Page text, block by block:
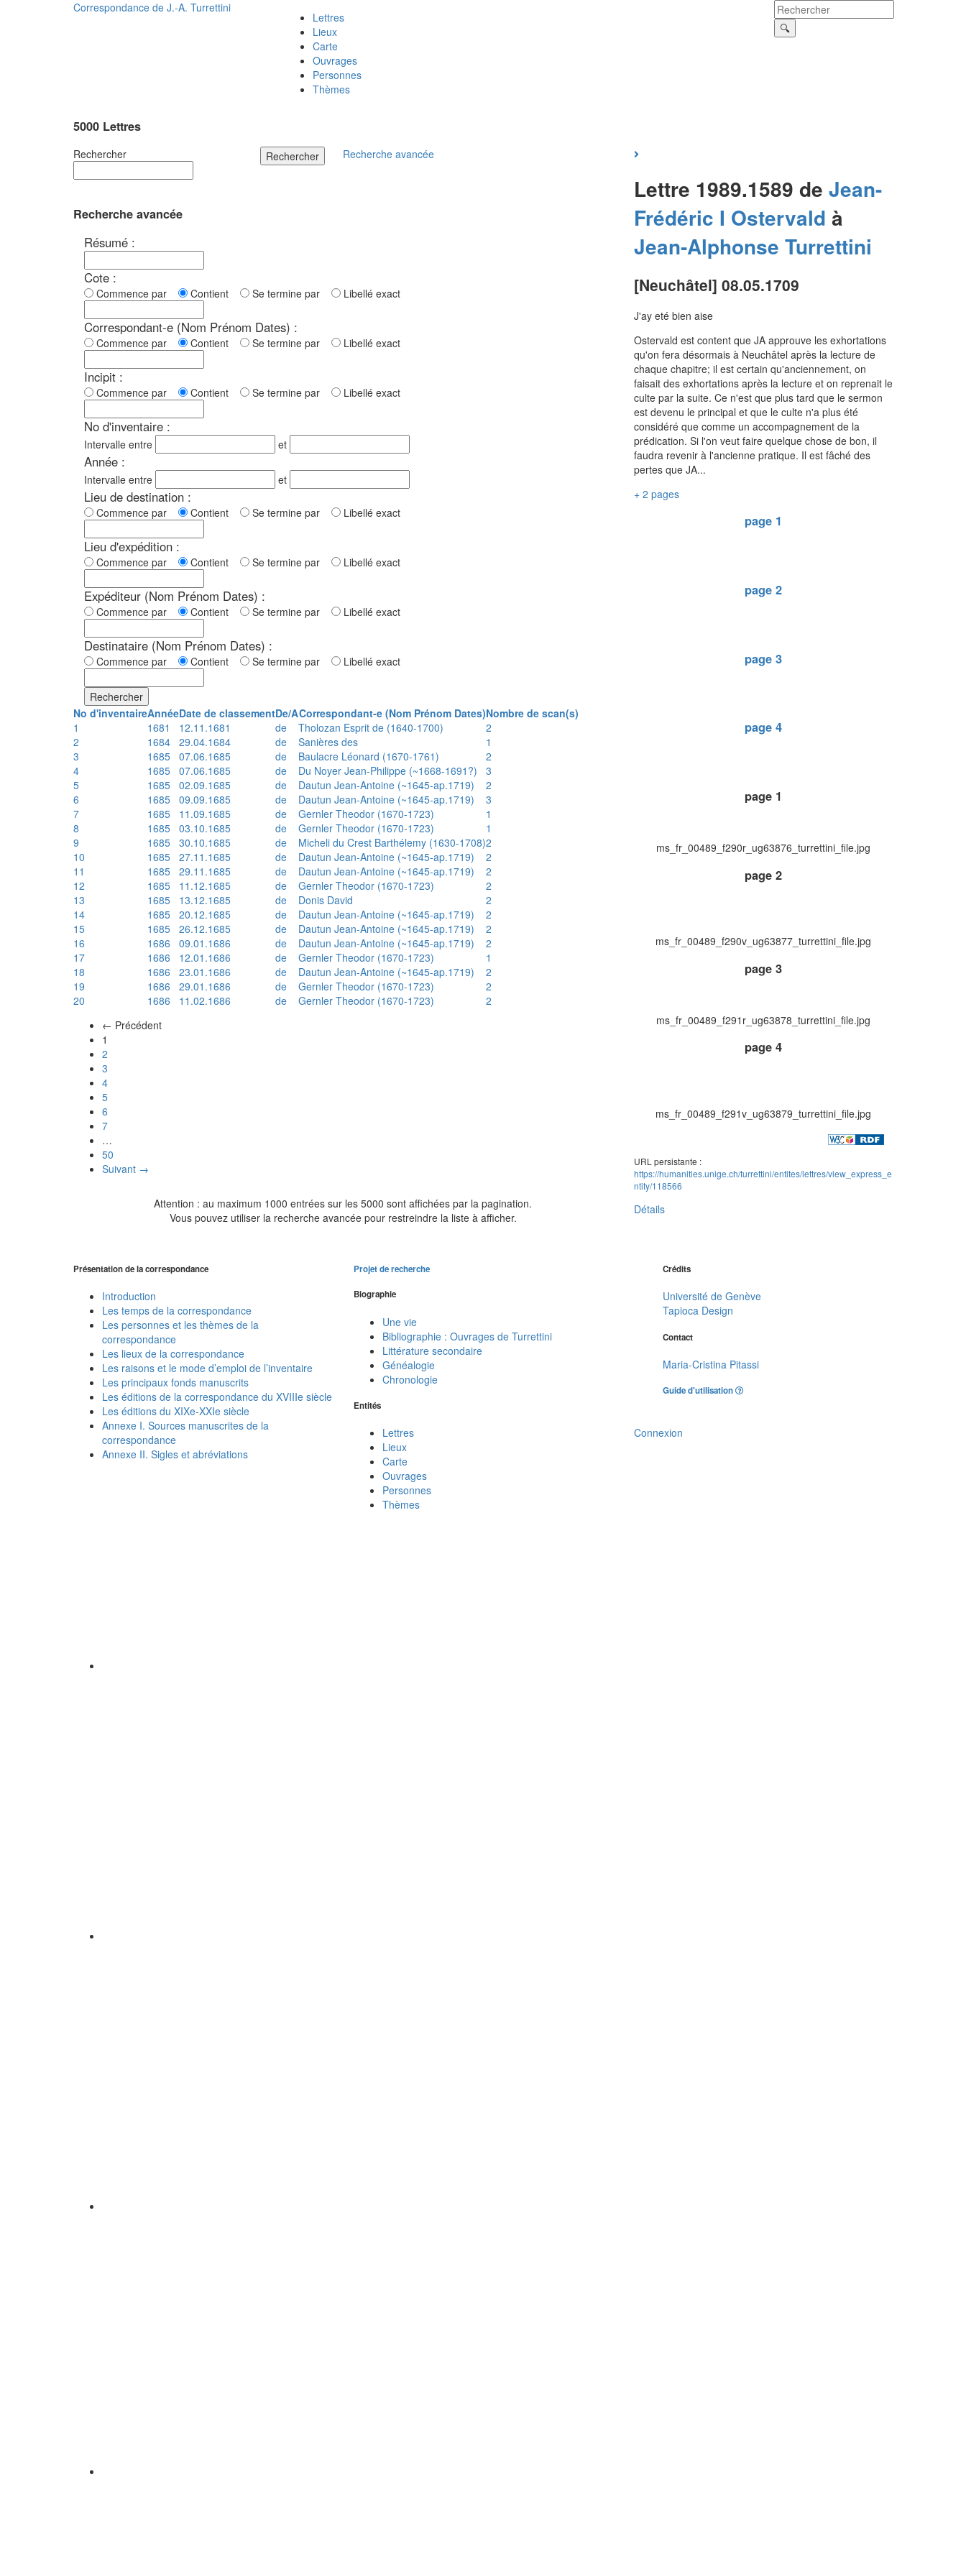
Correspondance de J.-A. Turrettini
Lettres
Lieux
Carte
Ouvrages
Personnes
Thèmes
5000 Lettres
Rechercher Rechercher Recherche avancée
Recherche avancée
Résumé :
Cote :
Commence par Contient Se termine par Libellé exact
Correspondant-e (Nom Prénom Dates) :
Commence par Contient Se termine par Libellé exact
Incipit :
Commence par Contient Se termine par Libellé exact
No d'inventaire :
Intervalle entre et
Année :
Intervalle entre et
Lieu de destination :
Commence par Contient Se termine par Libellé exact
Lieu d'expédition :
Commence par Contient Se termine par Libellé exact
Expéditeur (Nom Prénom Dates) :
Commence par Contient Se termine par Libellé exact
Destinataire (Nom Prénom Dates) :
Commence par Contient Se termine par Libellé exact
Rechercher
No d'inventaireAnnéeDate de classementDe/ACorrespondant-e (Nom Prénom Dates)Nombre de scan(s)
1
1681 12.11.1681 de Tholozan Esprit de (1640-1700)
2
2
1684 29.04.1684 de Sanières des
1
3
1685 07.06.1685 de Baulacre Léonard (1670-1761)
2
4
1685 07.06.1685 de Du Noyer Jean-Philippe (~1668-1691?)
3
5
1685 02.09.1685 de Dautun Jean-Antoine (~1645-ap.1719)
2
6
1685 09.09.1685 de Dautun Jean-Antoine (~1645-ap.1719)
3
7
1685 11.09.1685 de Gernler Theodor (1670-1723)
1
8
1685 03.10.1685 de Gernler Theodor (1670-1723)
1
9
1685 30.10.1685 de Micheli du Crest Barthélemy (1630-1708)2
10
1685 27.11.1685 de Dautun Jean-Antoine (~1645-ap.1719)
2
11
1685 29.11.1685 de Dautun Jean-Antoine (~1645-ap.1719)
2
12
1685 11.12.1685 de Gernler Theodor (1670-1723)
2
13
1685 13.12.1685 de Donis David
2
14
1685 20.12.1685 de Dautun Jean-Antoine (~1645-ap.1719)
2
15
1685 26.12.1685 de Dautun Jean-Antoine (~1645-ap.1719)
2
16
1686 09.01.1686 de Dautun Jean-Antoine (~1645-ap.1719)
2
17
1686 12.01.1686 de Gernler Theodor (1670-1723)
1
18
1686 23.01.1686 de Dautun Jean-Antoine (~1645-ap.1719)
2
19
1686 29.01.1686 de Gernler Theodor (1670-1723)
2
20
1686 11.02.1686 de Gernler Theodor (1670-1723)
2
← Précédent
1
2
3
4
5
6
7
…
50
Suivant →
Attention : au maximum 1000 entrées sur les 5000 sont affichées par la pagination.
Vous pouvez utiliser la recherche avancée pour restreindre la liste à afficher.
Lettre 1989.1589 de Jean-
Frédéric I Ostervald à
Jean-Alphonse Turrettini
[Neuchâtel] 08.05.1709
J'ay eté bien aise
Ostervald est content que JA approuve les exhortations
qu'on fera désormais à Neuchâtel après la lecture de
chaque chapitre; il est certain qu'anciennement, on
faisait des exhortations après la lecture et on reprenait le
culte par la suite. Ce n'est que plus tard que le sermon
est devenu le principal et que le culte n'a plus été
considéré que comme un accompagnement de la
prédication. Si l'on veut faire quelque chose de bon, il
faudra revenir à l'ancienne pratique. Il est fâché des
pertes que JA...
+ 2 pages
page 1
page 2
page 3
page 4
page 1
ms_fr_00489_f290r_ug63876_turrettini_file.jpg
page 2
ms_fr_00489_f290v_ug63877_turrettini_file.jpg
page 3
ms_fr_00489_f291r_ug63878_turrettini_file.jpg
page 4
ms_fr_00489_f291v_ug63879_turrettini_file.jpg
URL persistante :
https://humanities.unige.ch/turrettini/entites/lettres/view_express_e
ntity/118566
Détails
Présentation de la correspondance
Introduction
Les temps de la correspondance
Les personnes et les thèmes de la
correspondance
Les lieux de la correspondance
Les raisons et le mode d’emploi de l’inventaire
Les principaux fonds manuscrits
Les éditions de la correspondance du XVIIIe siècle
Les éditions du XIXe-XXIe siècle
Annexe I. Sources manuscrites de la
correspondance
Annexe II. Sigles et abréviations
Projet de recherche
Biographie
Une vie
Bibliographie : Ouvrages de Turrettini
Littérature secondaire
Généalogie
Chronologie
Entités
Lettres
Lieux
Carte
Ouvrages
Personnes
Thèmes
Crédits
Université de Genève
Tapioca Design
Contact
Maria-Cristina Pitassi
Guide d'utilisation
Connexion